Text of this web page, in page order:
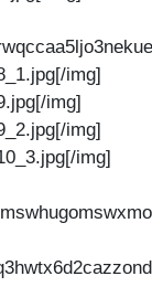
img]
img]
img]
img]